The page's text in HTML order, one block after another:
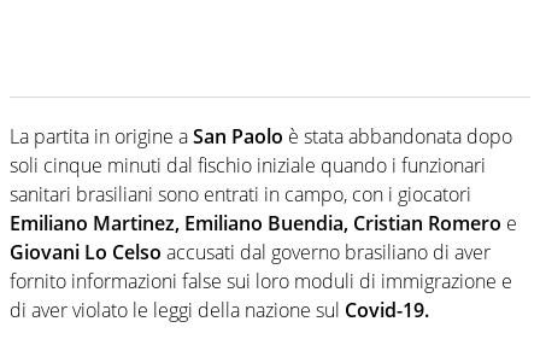
La partita in origine aSan Paolo è stata abbandonata dopo
soli cinque minuti dal fischio iniziale quando i funzionari
sanitari brasiliani sono entrati in campo, con i giocatori
Emiliano Martinez, Emiliano Buendia, Cristian Romero e
Giovani Lo Celso accusati dal governo brasiliano di aver
fornito informazioni false sui loro moduli di immigrazione e
di aver violato le leggi della nazione sul Covid-19.